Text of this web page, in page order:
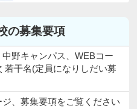
の募集要項
野キャンパス、WEBコー
若干名(定員になりしだい募
ジ、募集要項をご覧ください